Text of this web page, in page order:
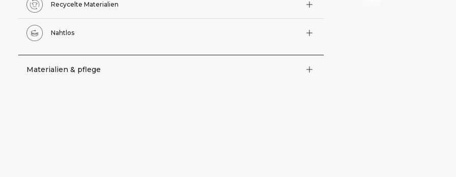
Recycelte Materialien
Nahtlos
Materialien & pflege